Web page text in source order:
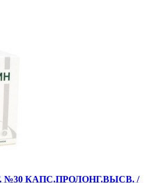
№30 КАПС.ПРОЛОНГ.ВЫСВ. /